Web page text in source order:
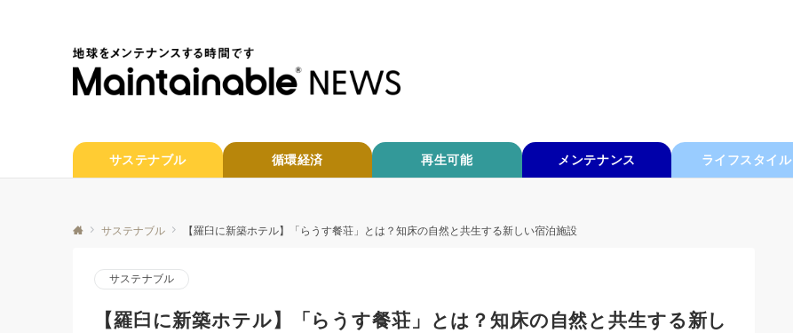
サステナブル 循環経済 再生可能 メンテナンス ライフスタイル
サステナブル 【羅臼に新築ホテル】「らうす餐荘」とは？知床の自然と共生する新しい宿泊施設
サステナブル
【羅臼に新築ホテル】「らうす餐荘」とは？知床の自然と共生する新し